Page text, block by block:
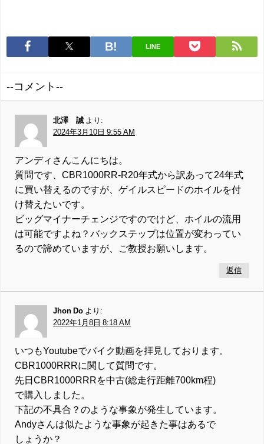
LINE
--コメント--
北澤 誠
より:
2024年3月10日 9:55 AM
アンディさんこんにちは。
質問です、CBR1000RR-R20年式から訳あって24年式
に買い替えるのですが、ゲイルスピードのホイルを付
け替えたいです。
ビッグマイナーチェンジですのでけど、ホイルの流用
は可能ですよね？バックステップは位置が変わってい
るので諦めていますが、ご教授お願いします。
返信
Jhon Do
より:
2022年1月8日 8:18 AM
いつもYoutubeでバイク動画を拝見しております。
CBR1000RRRに関して質問です。
先日CBR1000RRRを中古(総走行距離700km程)
で購入しました。
下記の不具合？のような事象が発生しています。
Andyさんは似たような事象が起きた事はあるで
しょうか？